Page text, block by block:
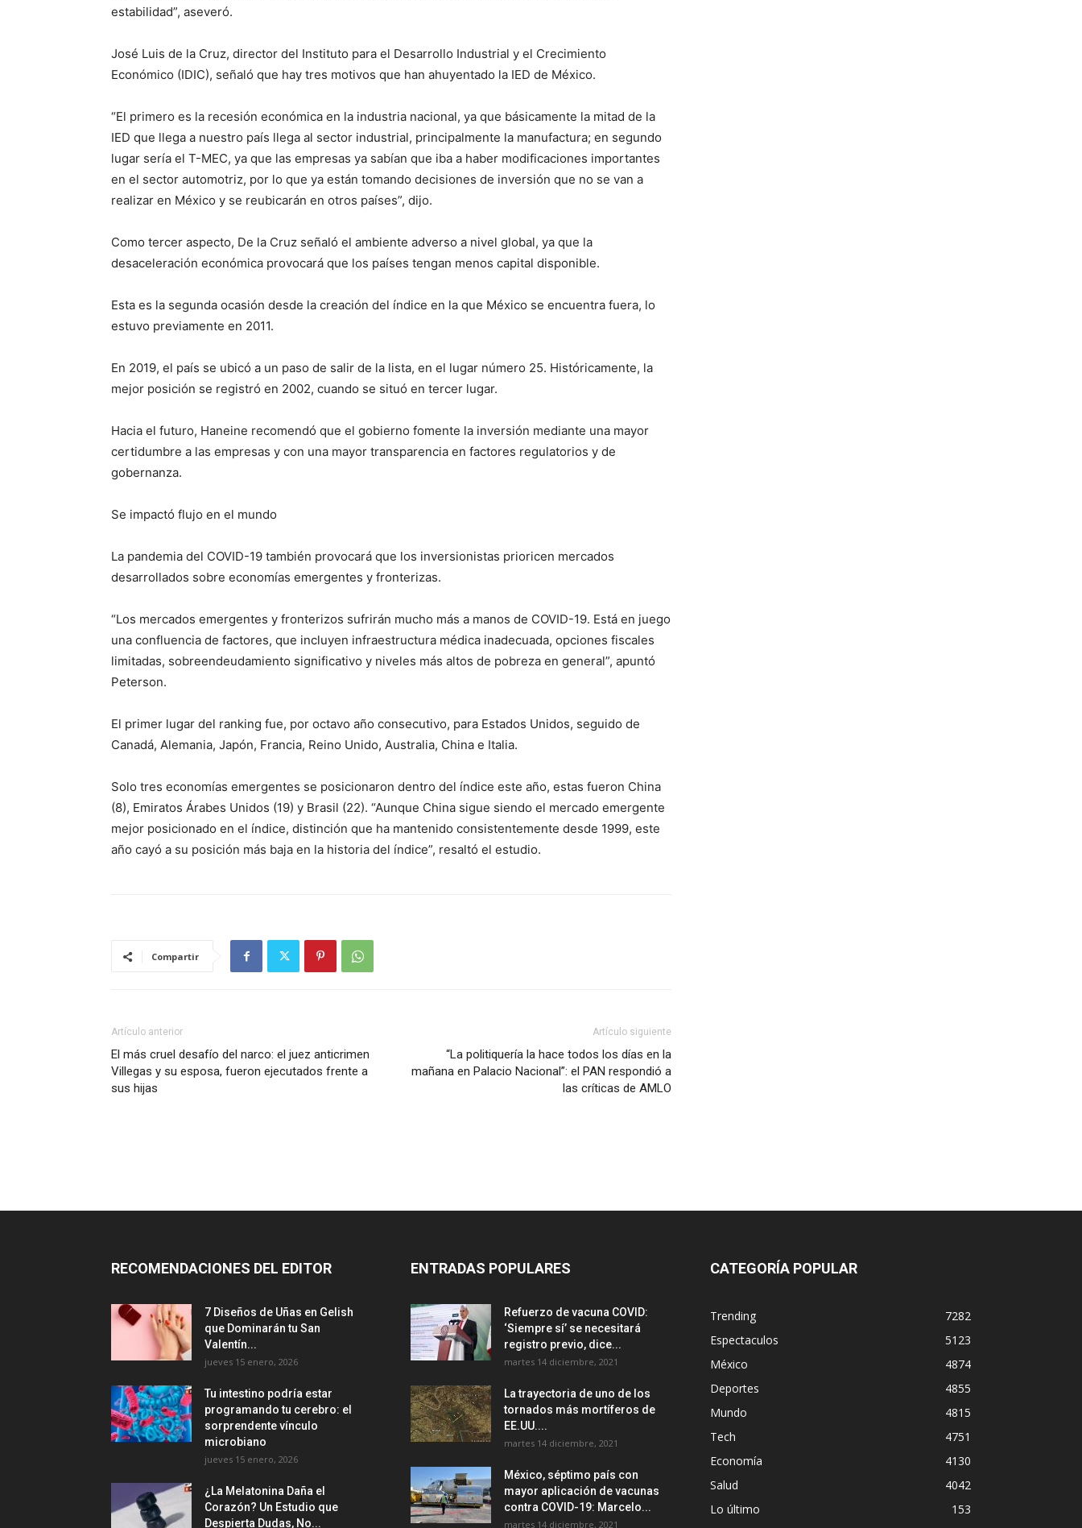
estabilidad”, aseveró.
José Luis de la Cruz, director del Instituto para el Desarrollo Industrial y el Crecimiento
Económico (IDIC), señaló que hay tres motivos que han ahuyentado la IED de México.
“El primero es la recesión económica en la industria nacional, ya que básicamente la mitad de la
IED que llega a nuestro país llega al sector industrial, principalmente la manufactura; en segundo
lugar sería el T-MEC, ya que las empresas ya sabían que iba a haber modificaciones importantes
en el sector automotriz, por lo que ya están tomando decisiones de inversión que no se van a
realizar en México y se reubicarán en otros países”, dijo.
Como tercer aspecto, De la Cruz señaló el ambiente adverso a nivel global, ya que la
desaceleración económica provocará que los países tengan menos capital disponible.
Esta es la segunda ocasión desde la creación del índice en la que México se encuentra fuera, lo
estuvo previamente en 2011.
En 2019, el país se ubicó a un paso de salir de la lista, en el lugar número 25. Históricamente, la
mejor posición se registró en 2002, cuando se situó en tercer lugar.
Hacia el futuro, Haneine recomendó que el gobierno fomente la inversión mediante una mayor
certidumbre a las empresas y con una mayor transparencia en factores regulatorios y de
gobernanza.
Se impactó flujo en el mundo
La pandemia del COVID-19 también provocará que los inversionistas prioricen mercados
desarrollados sobre economías emergentes y fronterizas.
“Los mercados emergentes y fronterizos sufrirán mucho más a manos de COVID-19. Está en juego
una confluencia de factores, que incluyen infraestructura médica inadecuada, opciones fiscales
limitadas, sobreendeudamiento significativo y niveles más altos de pobreza en general”, apuntó
Peterson.
El primer lugar del ranking fue, por octavo año consecutivo, para Estados Unidos, seguido de
Canadá, Alemania, Japón, Francia, Reino Unido, Australia, China e Italia.
Solo tres economías emergentes se posicionaron dentro del índice este año, estas fueron China
(8), Emiratos Árabes Unidos (19) y Brasil (22). “Aunque China sigue siendo el mercado emergente
mejor posicionado en el índice, distinción que ha mantenido consistentemente desde 1999, este
año cayó a su posición más baja en la historia del índice”, resaltó el estudio.
Compartir
Artículo anterior
El más cruel desafío del narco: el juez anticrimen
Villegas y su esposa, fueron ejecutados frente a
sus hijas
Artículo siguiente
“La politiquería la hace todos los días en la
mañana en Palacio Nacional”: el PAN respondió a
las críticas de AMLO
RECOMENDACIONES DEL EDITOR
7 Diseños de Uñas en Gelish
que Dominarán tu San
Valentín...
jueves 15 enero, 2026
Tu intestino podría estar
programando tu cerebro: el
sorprendente vínculo
microbiano
jueves 15 enero, 2026
¿La Melatonina Daña el
Corazón? Un Estudio que
Despierta Dudas, No...
ENTRADAS POPULARES
Refuerzo de vacuna COVID:
‘Siempre sí’ se necesitará
registro previo, dice...
martes 14 diciembre, 2021
La trayectoria de uno de los
tornados más mortíferos de
EE.UU....
martes 14 diciembre, 2021
México, séptimo país con
mayor aplicación de vacunas
contra COVID-19: Marcelo...
martes 14 diciembre, 2021
CATEGORÍA POPULAR
Trending
7282
Espectaculos
5123
México
4874
Deportes
4855
Mundo
4815
Tech
4751
Economía
4130
Salud
4042
Lo último
153